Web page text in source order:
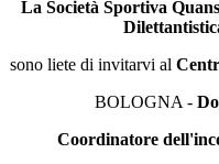
La Società Sportiva
sono liete di invitarvi al
BOLOGNA -
Coordinatore